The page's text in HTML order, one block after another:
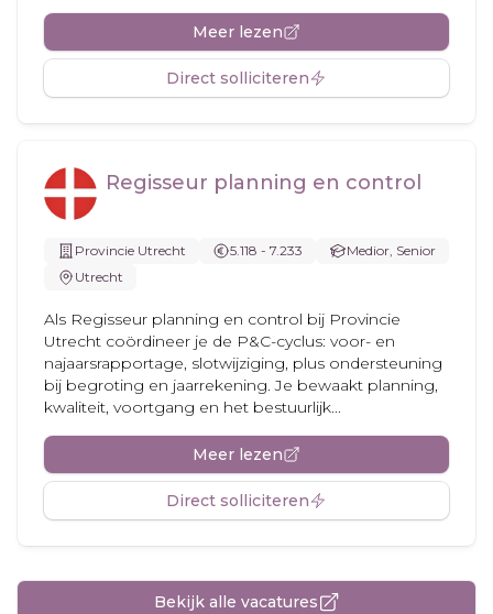
Meer lezen
Direct solliciteren
Regisseur planning en control
Provincie Utrecht 5.118 - 7.233
Medior, Senior
Utrecht
Als Regisseur planning en control bij Provincie
Utrecht coördineer je de P&C-cyclus: voor- en
najaarsrapportage, slotwijziging, plus ondersteuning
bij begroting en jaarrekening. Je bewaakt planning,
kwaliteit, voortgang en het bestuurlijk...
Meer lezen
Direct solliciteren
Bekijk alle vacatures